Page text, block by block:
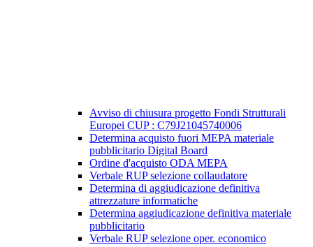
Avviso di chiusura progetto Fondi Strutturali
Europei CUP : C79J21045740006
Determina acquisto fuori MEPA materiale
pubblicitario Digital Board
Ordine d'acquisto ODA MEPA
Verbale RUP selezione collaudatore
Determina di aggiudicazione definitiva
attrezzature informatiche
Determina aggiudicazione definitiva materiale
pubblicitario
Verbale RUP selezione oper. economico